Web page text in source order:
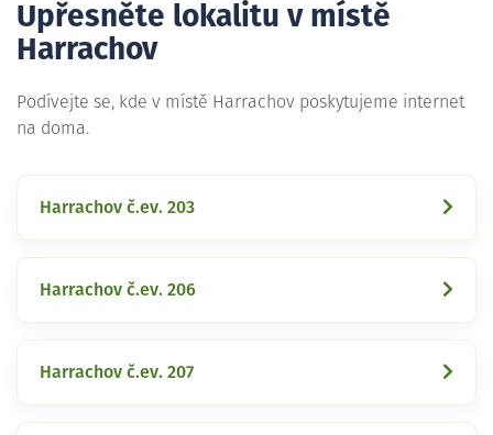
Upřesněte lokalitu v místě
Harrachov
Podívejte se, kde v místě Harrachov poskytujeme internet
na doma.
Harrachov č.ev. 203
Harrachov č.ev. 206
Harrachov č.ev. 207